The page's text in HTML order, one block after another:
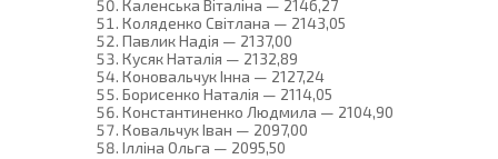
Каленська Віталіна — 2146,27
Коляденко Світлана — 2143,05
Павлик Надія — 2137,00
Кусяк Наталія — 2132,89
Коновальчук Інна — 2127,24
Борисенко Наталія — 2114,05
Константиненко Людмила — 2104,90
Ковальчук Іван — 2097,00
Ілліна Ольга — 2095,50